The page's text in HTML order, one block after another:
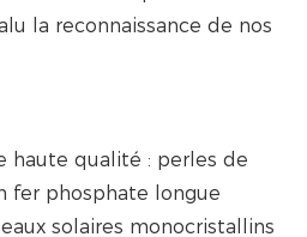
la reconnaissance de nos
haute qualité : perles de
fer phosphate longue
solaires monocristallins